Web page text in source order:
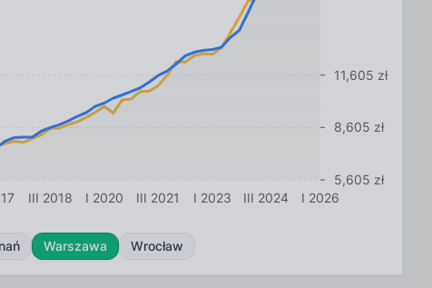
III 2018 I 2020 III 2021 I 2023 III 2024 I 2026
5,605 zł
8,605 zł
11,605 zł
Warszawa Wrocław